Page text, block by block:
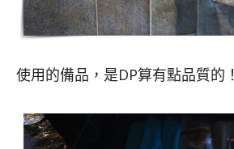
使用的備品，是DP算有點品質的！